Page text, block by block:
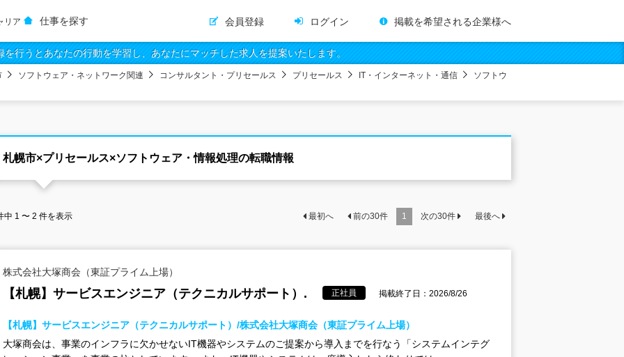
リア 仕事を探す 会員登録 ログイン 掲載を希望される企業様へ
を行うとあなたの行動を学習し、あなたにマッチした求人を提案いたします。
ソフトウェア・ネットワーク関連 コンサルタント・プリセールス プリセールス IT・インターネット・通信 ソフトウ
札幌市×プリセールス×ソフトウェア・情報処理の転職情報
中 1 〜 2 件を表示 最初へ 前の30件 1 次の30件 最後へ
株式会社大塚商会（東証プライム上場）
【札幌】サービスエンジニア（テクニカルサポート）. 正社員 掲載終了日：2026/8/26
【札幌】サービスエンジニア（テクニカルサポート）/株式会社大塚商会（東証プライム上場）
大塚商会は、事業のインフラに欠かせないIT機器やシステムのご提案から導入までを行なう「システムインテグ